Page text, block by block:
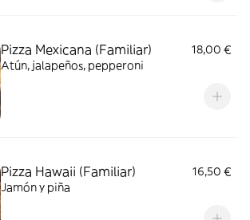
Pizza Mexicana (Familiar)
18,00 €
Atún, jalapeños, pepperoni
Pizza Hawaii (Familiar)
16,50 €
Jamón y piña